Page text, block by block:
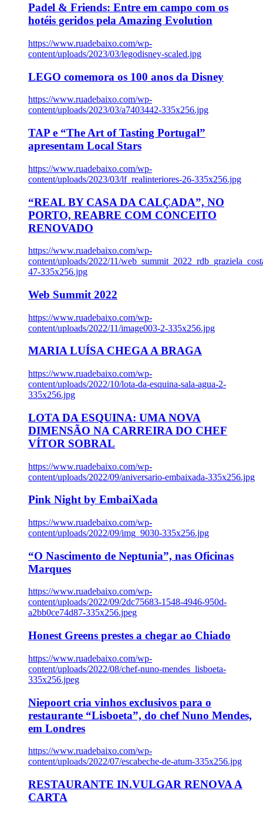
Padel & Friends: Entre em campo com os
hotéis geridos pela Amazing Evolution
https://www.ruadebaixo.com/wp-
content/uploads/2023/03/legodisney-scaled.jpg
LEGO comemora os 100 anos da Disney
https://www.ruadebaixo.com/wp-
content/uploads/2023/03/a7403442-335x256.jpg
TAP e “The Art of Tasting Portugal”
apresentam Local Stars
https://www.ruadebaixo.com/wp-
content/uploads/2023/03/lf_realinteriores-26-335x256.jpg
“REAL BY CASA DA CALÇADA”, NO
PORTO, REABRE COM CONCEITO
RENOVADO
https://www.ruadebaixo.com/wp-
content/uploads/2022/11/
47-335x256.jpg
Web Summit 2022
https://www.ruadebaixo.com/wp-
content/uploads/2022/11/image003-2-335x256.jpg
MARIA LUÍSA CHEGA A BRAGA
https://www.ruadebaixo.com/wp-
content/uploads/2022/10/lota-da-esquina-sala-agua-2-
335x256.jpg
LOTA DA ESQUINA: UMA NOVA
DIMENSÃO NA CARREIRA DO CHEF
VÍTOR SOBRAL
https://www.ruadebaixo.com/wp-
content/uploads/2022/09/aniversario-embaixada-335x256.jpg
Pink Night by EmbaiXada
https://www.ruadebaixo.com/wp-
content/uploads/2022/09/img_9030-335x256.jpg
“O Nascimento de Neptunia”, nas Oficinas
Marques
https://www.ruadebaixo.com/wp-
content/uploads/2022/09/2dc75683-1548-4946-950d-
a2bb0ce74d87-335x256.jpeg
Honest Greens prestes a chegar ao Chiado
https://www.ruadebaixo.com/wp-
content/uploads/2022/08/chef-nuno-mendes_lisboeta-
335x256.jpeg
Niepoort cria vinhos exclusivos para o
restaurante “Lisboeta”, do chef Nuno Mendes,
em Londres
https://www.ruadebaixo.com/wp-
content/uploads/2022/07/escabeche-de-atum-335x256.jpg
RESTAURANTE IN.VULGAR RENOVA A
CARTA